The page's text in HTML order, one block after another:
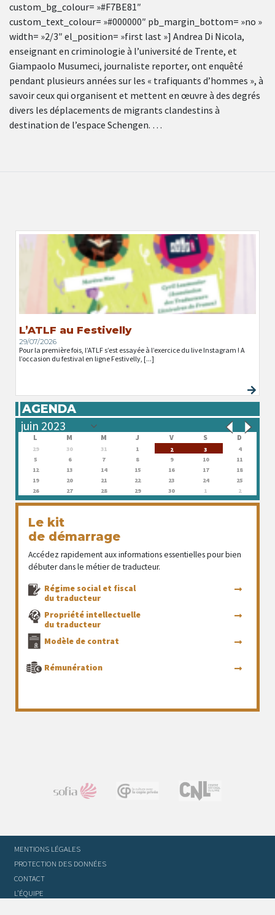
custom_bg_colour= »#F7BE81″
custom_text_colour= »#000000″ pb_margin_bottom= »no »
width= »2/3″ el_position= »first last »] Andrea Di Nicola,
enseignant en criminologie à l’université de Trente, et
Giampaolo Musumeci, journaliste reporter, ont enquêté
pendant plusieurs années sur les « trafiquants d’hommes », à
savoir ceux qui organisent et mettent en œuvre à des degrés
divers les déplacements de migrants clandestins à
destination de l’espace Schengen. …
L’ATLF au Festivelly
29/07/2026
Pour la première fois, l’ATLF s’est essayée à l’exercice du live Instagram ! A
l’occasion du festival en ligne Festivelly, [...]
AGENDA
L M M J V S D
29 30 31 1 2 3
4
5
6 7 8 9 10
11
12
13 14 15 16 17
18
19
20 21 22 23 24
25
26
27 28 29 30 1 2
Le kit
de démarrage
Accédez rapidement aux informations essentielles pour bien
débuter dans le métier de traducteur.
Régime social et fiscal
du traducteur
Propriété intellectuelle
du traducteur
Modèle de contrat
Rémunération
MENTIONS LÉGALES
PROTECTION DES DONNÉES
CONTACT
L’ÉQUIPE